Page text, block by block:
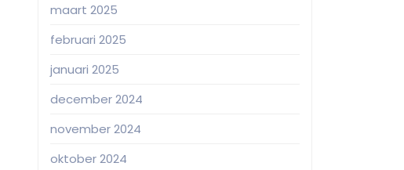
maart 2025
februari 2025
januari 2025
december 2024
november 2024
oktober 2024